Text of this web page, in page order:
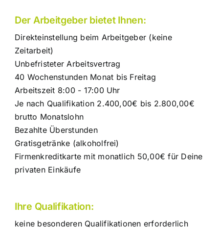
Der Arbeitgeber bietet Ihnen:
Direkteinstellung beim Arbeitgeber (keine
Zeitarbeit)
Unbefristeter Arbeitsvertrag
40 Wochenstunden Monat bis Freitag
Arbeitszeit 8:00 - 17:00 Uhr
Je nach Qualifikation 2.400,00€ bis 2.800,00€
brutto Monatslohn
Bezahlte Überstunden
Gratisgetränke (alkoholfrei)
Firmenkreditkarte mit monatlich 50,00€ für Deine
privaten Einkäufe
Ihre Qualifikation:
keine besonderen Qualifikationen erforderlich